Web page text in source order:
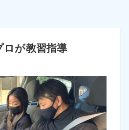
ロが教習指導